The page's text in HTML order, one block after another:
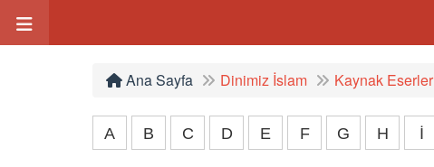
Ana Sayfa Dinimiz İslam Kaynak Eserler
A B C D E F G H İ